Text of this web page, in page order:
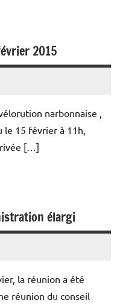
2015
narbonnaise ,
15 février à 11h,
[…]
élargi
la réunion a été
réunion du conseil